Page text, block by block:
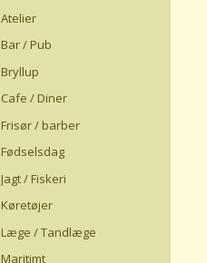
Atelier
Bar / Pub
Bryllup
Cafe / Diner
Frisør / barber
Fødselsdag
Jagt / Fiskeri
Køretøjer
Læge / Tandlæge
Maritimt